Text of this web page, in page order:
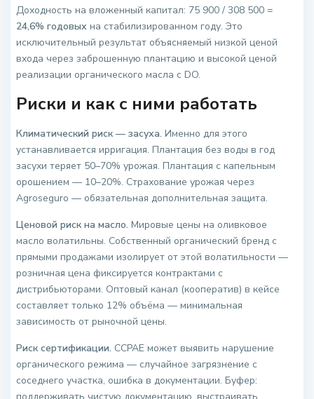
Доходность на вложенный капитал: 75 900 / 308 500 =
24,6% годовых на стабилизированном году. Это
исключительный результат объясняемый низкой ценой
входа через заброшенную плантацию и высокой ценой
реализации органического масла с DO.
Риски и как с ними работать
Климатический риск — засуха. Именно для этого
устанавливается ирригация. Плантация без воды в год
засухи теряет 50–70% урожая. Плантация с капельным
орошением — 10–20%. Страхование урожая через
Agroseguro — обязательная дополнительная защита.
Ценовой риск на масло. Мировые цены на оливковое
масло волатильны. Собственный органический бренд с
прямыми продажами изолирует от этой волатильности —
розничная цена фиксируется контрактами с
дистрибьюторами. Оптовый канал (кооператив) в кейсе
составляет только 12% объёма — минимальная
зависимость от рыночной цены.
Риск сертификации. CCPAE может выявить нарушение
органического режима — случайное загрязнение с
соседнего участка, ошибка в документации. Буфер: